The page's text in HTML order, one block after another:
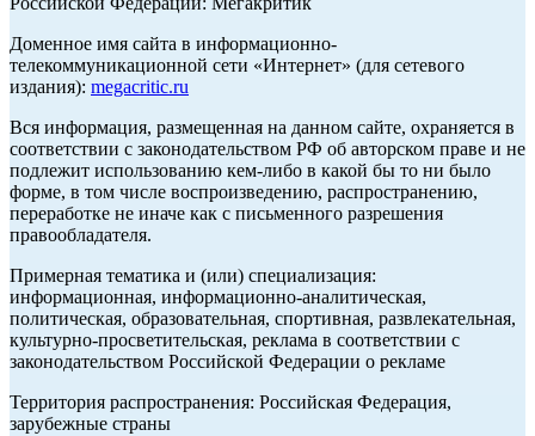
Доменное имя сайта в информационно-
телекоммуникационной сети «Интернет» (для сетевого
издания): megacritic.ru
Вся информация, размещенная на данном сайте, охраняется в
соответствии с законодательством РФ об авторском праве и не
подлежит использованию кем-либо в какой бы то ни было
форме, в том числе воспроизведению, распространению,
переработке не иначе как с письменного разрешения
правообладателя.
Примерная тематика и (или) специализация:
информационная, информационно-аналитическая,
политическая, образовательная, спортивная, развлекательная,
культурно-просветительская, реклама в соответствии с
законодательством Российской Федерации о рекламе
Территория распространения: Российская Федерация,
зарубежные страны